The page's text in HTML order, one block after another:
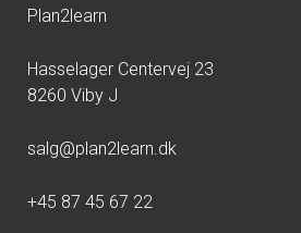
Plan2learn
Hasselager Centervej 23
8260 Viby J
salg@plan2learn.dk
+45 87 45 67 22